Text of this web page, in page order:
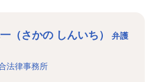
（さかの しんいち）
弁護
法律事務所